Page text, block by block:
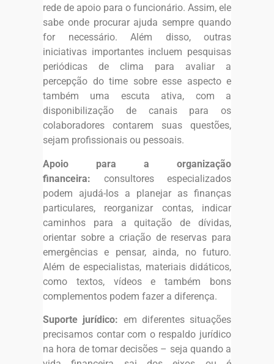
rede de apoio para o funcionário. Assim, ele
sabe onde procurar ajuda sempre quando
for necessário. Além disso, outras
iniciativas importantes incluem pesquisas
periódicas de clima para avaliar a
percepção do time sobre esse aspecto e
também uma escuta ativa, com a
disponibilização de canais para os
colaboradores contarem suas questões,
sejam profissionais ou pessoais.
Apoio para a organização
financeira: consultores especializados
podem ajudá-los a planejar as finanças
particulares, reorganizar contas, indicar
caminhos para a quitação de dívidas,
orientar sobre a criação de reservas para
emergências e pensar, ainda, no futuro.
Além de especialistas, materiais didáticos,
como textos, vídeos e também bons
complementos podem fazer a diferença.
Suporte jurídico: em diferentes situações
precisamos contar com o respaldo jurídico
na hora de tomar decisões – seja quando a